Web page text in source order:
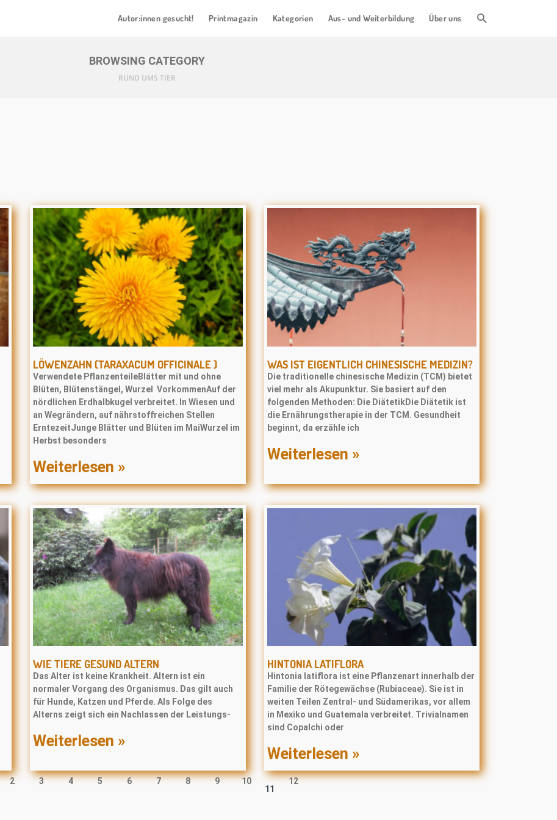
Autor:innen gesucht! Printmagazin Kategorien Aus- und Weiterbildung Über uns
BROWSING CATEGORY
RUND UMS TIER
LÖWENZAHN (TARAXACUM OFFICINALE )
Verwendete PflanzenteileBlätter mit und ohne
Blüten, Blütenstängel, Wurzel VorkommenAuf der
nördlichen Erdhalbkugel verbreitet. In Wiesen und
an Wegrändern, auf nährstoffreichen Stellen
ErntezeitJunge Blätter und Blüten im MaiWurzel im
Herbst besonders
Weiterlesen »
WAS IST EIGENTLICH CHINESISCHE MEDIZIN?
Die traditionelle chinesische Medizin (TCM) bietet
viel mehr als Akupunktur. Sie basiert auf den
folgenden Methoden: Die DiätetikDie Diätetik ist
die Ernährungstherapie in der TCM. Gesundheit
beginnt, da erzähle ich
Weiterlesen »
WIE TIERE GESUND ALTERN
Das Alter ist keine Krankheit. Altern ist ein
normaler Vorgang des Organismus. Das gilt auch
für Hunde, Katzen und Pferde. Als Folge des
Alterns zeigt sich ein Nachlassen der Leistungs-
Weiterlesen »
HINTONIA LATIFLORA
Hintonia latiflora ist eine Pflanzenart innerhalb der
Familie der Rötegewächse (Rubiaceae). Sie ist in
weiten Teilen Zentral- und Südamerikas, vor allem
in Mexiko und Guatemala verbreitet. Trivialnamen
sind Copalchi oder
Weiterlesen »
2 3 4 5 6 7 8 9
10
11
12